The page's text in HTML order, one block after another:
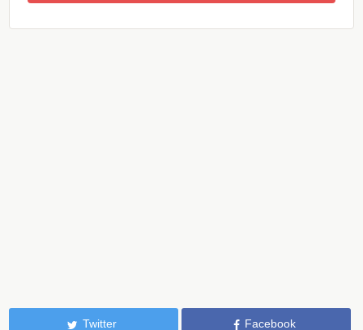
Twitter Facebook